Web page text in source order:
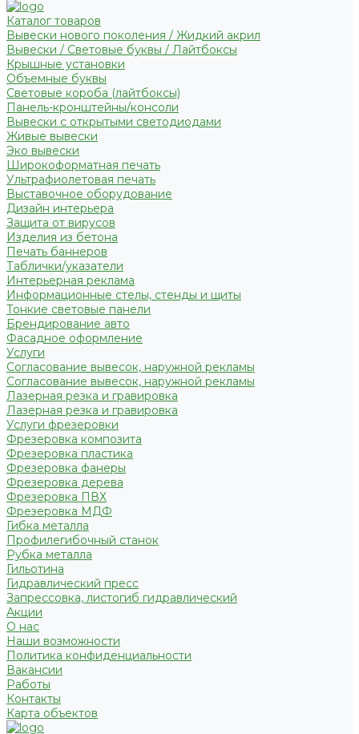
Каталог товаров
Вывески нового поколения / Жидкий акрил
Вывески / Световые буквы / Лайтбоксы
Крышные установки
Объемные буквы
Световые короба (лайтбоксы)
Панель-кронштейны/консоли
Вывески с открытыми светодиодами
Живые вывески
Эко вывески
Широкоформатная печать
Ультрафиолетовая печать
Выставочное оборудование
Дизайн интерьера
Защита от вирусов
Изделия из бетона
Печать баннеров
Таблички/указатели
Интерьерная реклама
Информационные стелы, стенды и щиты
Тонкие световые панели
Брендирование авто
Фасадное оформление
Услуги
Согласование вывесок, наружной рекламы
Согласование вывесок, наружной рекламы
Лазерная резка и гравировка
Лазерная резка и гравировка
Услуги фрезеровки
Фрезеровка композита
Фрезеровка пластика
Фрезеровка фанеры
Фрезеровка дерева
Фрезеровка ПВХ
Фрезеровка МДФ
Гибка металла
Профилегибочный станок
Рубка металла
Гильотина
Гидравлический пресс
Запрессовка, листогиб гидравлический
Акции
О нас
Наши возможности
Политика конфиденциальности
Вакансии
Работы
Контакты
Карта объектов